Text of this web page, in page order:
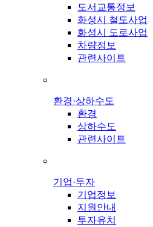
도서교통정보
화성시 철도사업
화성시 도로사업
차량정보
관련사이트
환경·상하수도
환경
상하수도
관련사이트
기업·투자
기업정보
지원안내
투자유치